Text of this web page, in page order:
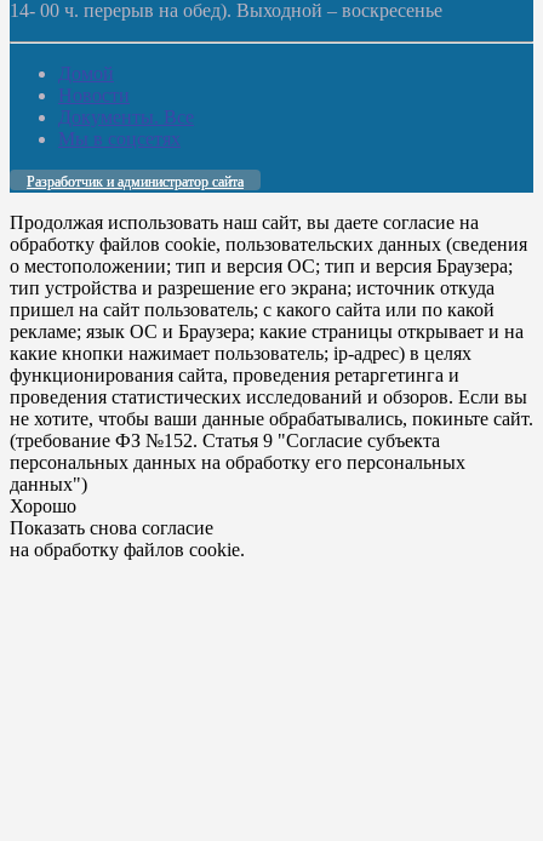
14- 00 ч. перерыв на обед). Выходной – воскресенье
Домой
Новости
Документы. Все
Мы в соцсетях
Разработчик и администратор сайта
Продолжая использовать наш сайт, вы даете согласие на
обработку файлов cookie, пользовательских данных (сведения
о местоположении; тип и версия ОС; тип и версия Браузера;
тип устройства и разрешение его экрана; источник откуда
пришел на сайт пользователь; с какого сайта или по какой
рекламе; язык ОС и Браузера; какие страницы открывает и на
какие кнопки нажимает пользователь; ip-адрес) в целях
функционирования сайта, проведения ретаргетинга и
проведения статистических исследований и обзоров. Если вы
не хотите, чтобы ваши данные обрабатывались, покиньте сайт.
(требование ФЗ №152. Статья 9 "Согласие субъекта
персональных данных на обработку его персональных
данных")
Хорошо
Показать снова согласие
на обработку файлов cookie.